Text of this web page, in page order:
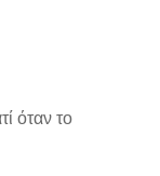
όταν το